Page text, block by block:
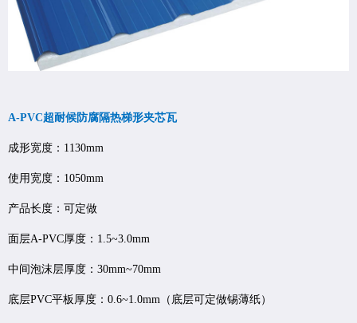
A-PVC超耐候防腐隔热梯形夹芯瓦
成形宽度：1130mm
使用宽度：1050mm
产品长度：可定做
面层A-PVC厚度：1.5~3.0mm
中间泡沫层厚度：30mm~70mm
底层PVC平板厚度：0.6~1.0mm（底层可定做锡薄纸）